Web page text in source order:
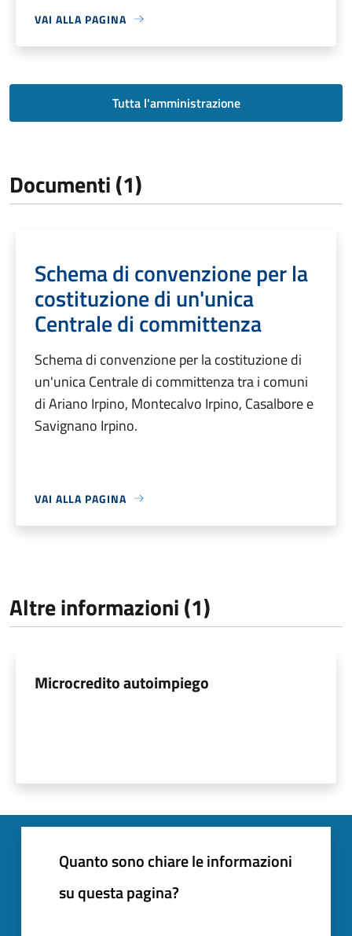
VAI ALLA PAGINA
Tutta l'amministrazione
Documenti (1)
Schema di convenzione per la
costituzione di un'unica
Centrale di committenza
Schema di convenzione per la costituzione di
un'unica Centrale di committenza tra i comuni
di Ariano Irpino, Montecalvo Irpino, Casalbore e
Savignano Irpino.
VAI ALLA PAGINA
Altre informazioni (1)
Microcredito autoimpiego
Quanto sono chiare le informazioni
su questa pagina?